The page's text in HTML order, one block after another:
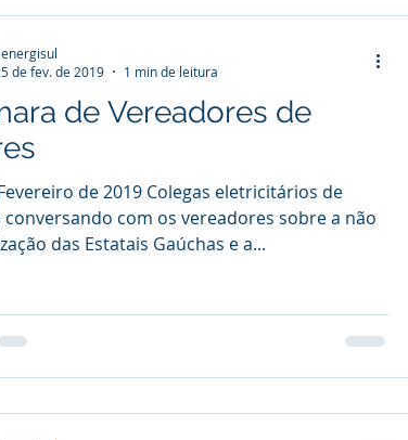
de Vereadores de
de 2019 Colegas eletricitários de
conversando com os vereadores sobre a não
das Estatais Gaúchas e a...
de fev. de 2019
1 min de leitura